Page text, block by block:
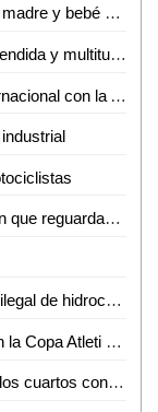
Instancia de la Mujer en Valles recupera a madre y bebé sustraídos fuera del estado
Luis R Conriquez escribe espectacular, prendida y multitudinaria noche en la Fenae
Gobierno estatal fortalece proyección internacional con la Arena Potosí
En operativo conjunto, se clausura pensión que reguardaba autotanques con hidrocarburos sin los permisos correspondientes
Protección Civil Estatal clausura depósito ilegal de hidrocarburos
Pedro López "Peque Jr" listo para brillar en la Copa Atleti 2026
¡Duelo de gigantes! Tigres y Toluca abren los cuartos con alta tensión